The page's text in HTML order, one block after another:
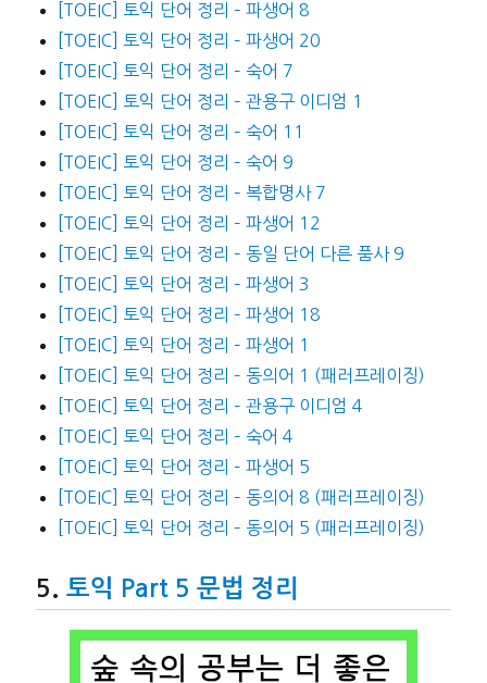
[TOEIC] 토익 단어 정리 – 파생어 8
[TOEIC] 토익 단어 정리 – 파생어 20
[TOEIC] 토익 단어 정리 – 숙어 7
[TOEIC] 토익 단어 정리 – 관용구 이디엄 1
[TOEIC] 토익 단어 정리 – 숙어 11
[TOEIC] 토익 단어 정리 – 숙어 9
[TOEIC] 토익 단어 정리 – 복합명사 7
[TOEIC] 토익 단어 정리 – 파생어 12
[TOEIC] 토익 단어 정리 – 동일 단어 다른 품사 9
[TOEIC] 토익 단어 정리 – 파생어 3
[TOEIC] 토익 단어 정리 – 파생어 18
[TOEIC] 토익 단어 정리 – 파생어 1
[TOEIC] 토익 단어 정리 – 동의어 1 (패러프레이징)
[TOEIC] 토익 단어 정리 – 관용구 이디엄 4
[TOEIC] 토익 단어 정리 – 숙어 4
[TOEIC] 토익 단어 정리 – 파생어 5
[TOEIC] 토익 단어 정리 – 동의어 8 (패러프레이징)
[TOEIC] 토익 단어 정리 – 동의어 5 (패러프레이징)
토익 Part 5 문법 정리